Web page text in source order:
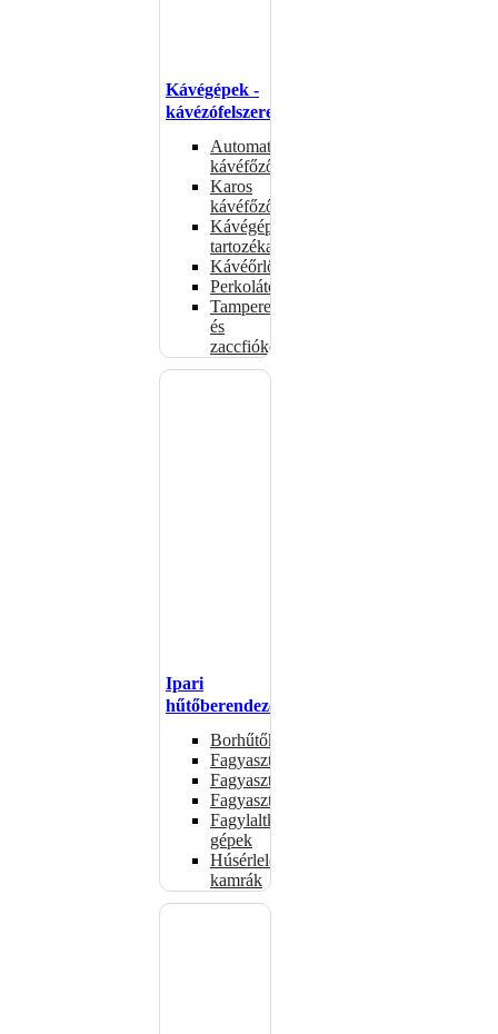
Kávégépek -
kávézófelszerelés
Automata
kávéfőzők
Karos
kávéfőzők
Kávégépek
tartozékai
Kávéőrlők
Perkolátorok
Tamperek
és
zaccfiókok
Ipari
hűtőberendezések
Borhűtők
Fagyasztóasztalok
Fagyasztóládák
Fagyasztószekrények
Fagylaltkészítő
gépek
Húsérlelő
kamrák